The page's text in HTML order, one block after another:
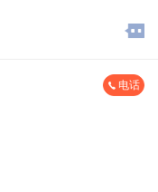
电话